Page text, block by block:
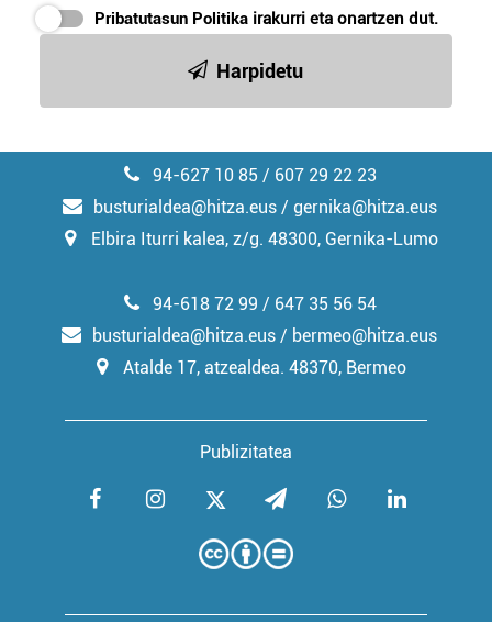
Pribatutasun Politika irakurri eta onartzen dut.
Harpidetu
94-627 10 85 / 607 29 22 23
busturialdea@hitza.eus / gernika@hitza.eus
Elbira Iturri kalea, z/g. 48300, Gernika-Lumo
Publizitatea
94-618 72 99 / 647 35 56 54
busturialdea@hitza.eus / bermeo@hitza.eus
Atalde 17, atzealdea. 48370, Bermeo